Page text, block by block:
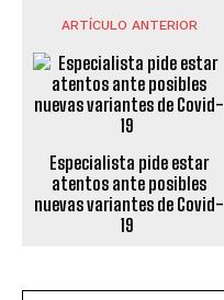
ARTÍCULO ANTERIOR
Especialista pide estar
atentos ante posibles
nuevas variantes de Covid-
19